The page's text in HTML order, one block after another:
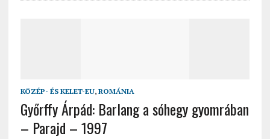
KÖZÉP- ÉS KELET-EU, ROMÁNIA
Győrffy Árpád: Barlang a sóhegy gyomrában
– Parajd – 1997